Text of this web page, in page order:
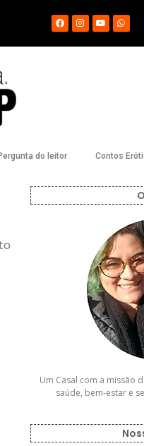
do leitor Contos
Um Casal com a missão
saúde, bem-estar e